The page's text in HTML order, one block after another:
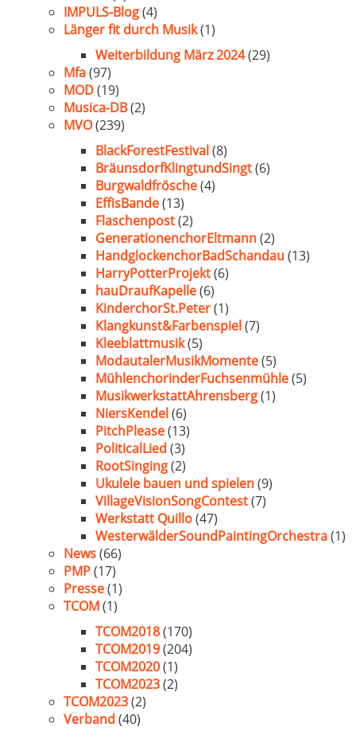
IMPULS-Blog(4)
Länger fit durch Musik(1)
Weiterbildung März 2024(29)
Mfa(97)
MOD(19)
Musica-DB(2)
MVO(239)
BlackForestFestival(8)
BräunsdorfKlingtundSingt(6)
Burgwaldfrösche(4)
EffisBande(13)
Flaschenpost(2)
GenerationenchorEltmann(2)
HandglockenchorBadSchandau(13)
HarryPotterProjekt(6)
hauDraufKapelle(6)
KinderchorSt.Peter(1)
Klangkunst&Farbenspiel(7)
Kleeblattmusik(5)
ModautalerMusikMomente(5)
MühlenchorinderFuchsenmühle(5)
MusikwerkstattAhrensberg(1)
NiersKendel(6)
PitchPlease(13)
PoliticalLied (3)
RootSinging(2)
Ukulele bauen und spielen(9)
VillageVisionSongContest(7)
Werkstatt Quillo(47)
WesterwälderSoundPaintingOrchestra(1)
News(66)
PMP(17)
Presse(1)
TCOM(1)
TCOM2018(170)
TCOM2019(204)
TCOM2020(1)
TCOM2023(2)
TCOM2023(2)
Verband (40)